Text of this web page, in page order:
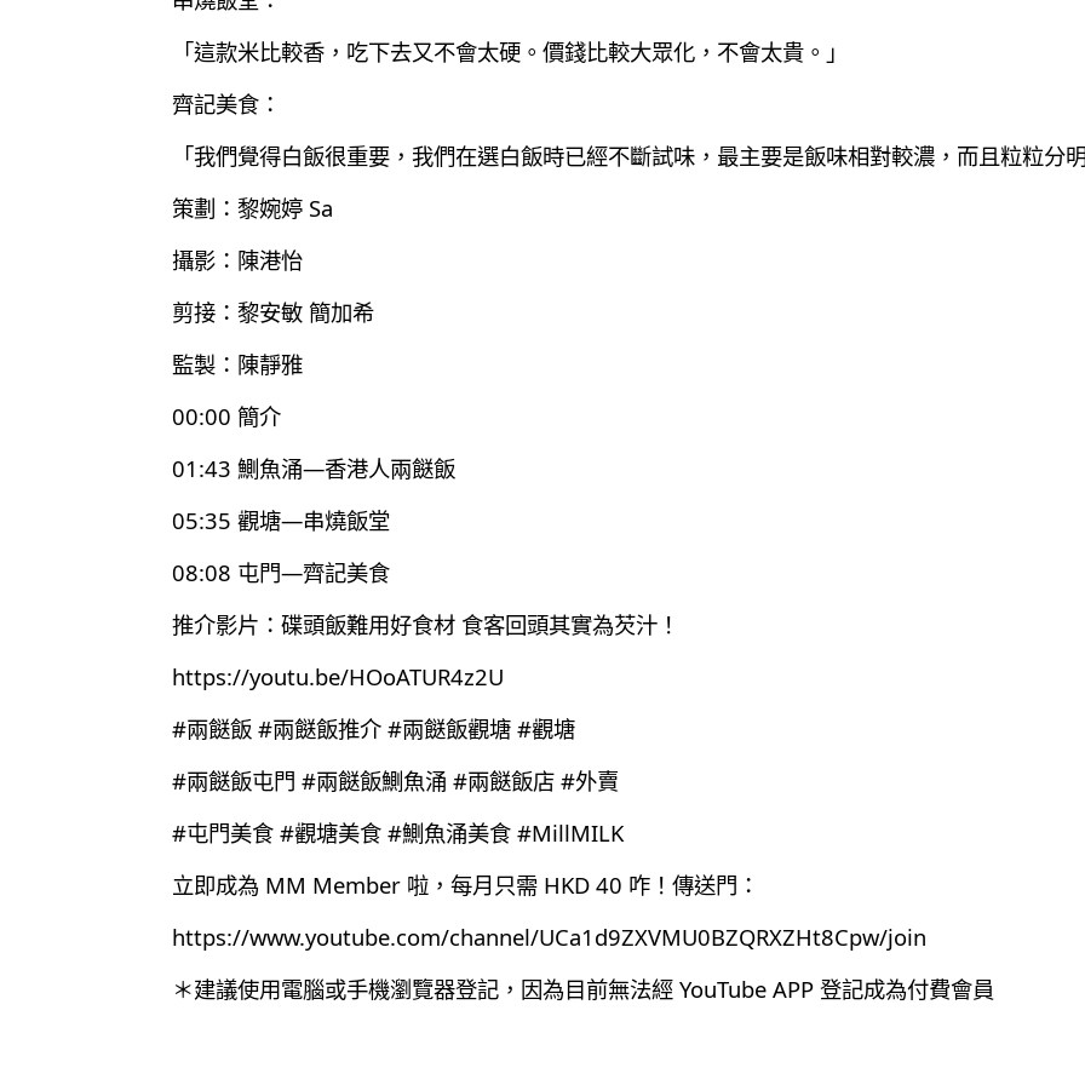
「這款米比較香，吃下去又不會太硬。價錢比較大眾化，不會太貴。」
齊記美食：
「我們覺得白飯很重要，我們在選白飯時已經不斷試味，最主要是飯味相對較濃，而且粒粒分
策劃：黎婉婷 Sa
攝影：陳港怡
剪接：黎安敏 簡加希
監製：陳靜雅
00:00 簡介
01:43 鰂魚涌—香港人兩餸飯
05:35 觀塘—串燒飯堂
08:08 屯門—齊記美食
推介影片：碟頭飯難用好食材 食客回頭其實為芡汁！
https://youtu.be/HOoATUR4z2U
#兩餸飯 #兩餸飯推介 #兩餸飯觀塘 #觀塘
#兩餸飯屯門 #兩餸飯鰂魚涌 #兩餸飯店 #外賣
#屯門美食 #觀塘美食 #鰂魚涌美食 #MillMILK
立即成為 MM Member 啦，每月只需 HKD 40 咋！傳送門：
https://www.youtube.com/channel/UCa1d9ZXVMU0BZQRXZHt8Cpw/join
＊建議使用電腦或手機瀏覽器登記，因為目前無法經 YouTube APP 登記成為付費會員